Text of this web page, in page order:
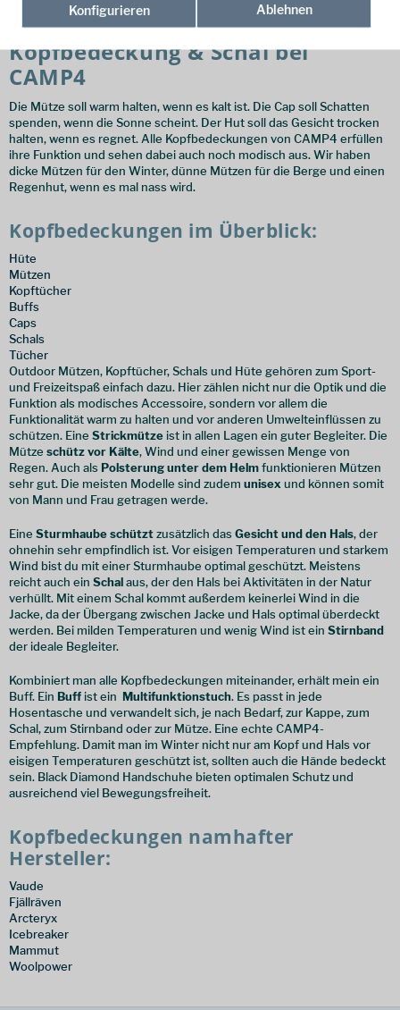
Kopfbedeckung & Schal bei
CAMP4
Die Mütze soll warm halten, wenn es kalt ist. Die Cap soll Schatten
spenden, wenn die Sonne scheint. Der Hut soll das Gesicht trocken
halten, wenn es regnet. Alle Kopfbedeckungen von CAMP4 erfüllen
ihre Funktion und sehen dabei auch noch modisch aus. Wir haben
dicke Mützen für den Winter, dünne Mützen für die Berge und einen
Regenhut, wenn es mal nass wird.
Kopfbedeckungen im Überblick:
Hüte
Mützen
Kopftücher
Buffs
Caps
Schals
Tücher
Outdoor Mützen, Kopftücher, Schals und Hüte gehören zum Sport-
und Freizeitspaß einfach dazu. Hier zählen nicht nur die Optik und die
Funktion als modisches Accessoire, sondern vor allem die
Funktionalität warm zu halten und vor anderen Umwelteinflüssen zu
schützen. Eine Strickmütze ist in allen Lagen ein guter Begleiter. Die
Mütze schütz vor Kälte, Wind und einer gewissen Menge von
Regen. Auch als Polsterung unter dem Helmfunktionieren Mützen
sehr gut. Die meisten Modelle sind zudem unisex und können somit
von Mann und Frau getragen werde.
Eine Sturmhaubeschütztzusätzlich das Gesicht und den Hals, der
ohnehin sehr empfindlich ist. Vor eisigen Temperaturen und starkem
Wind bist du mit einer Sturmhaube optimal geschützt. Meistens
reicht auch ein Schalaus, der den Hals bei Aktivitäten in der Natur
verhüllt. Mit einem Schal kommt außerdem keinerlei Wind in die
Jacke, da der Übergang zwischen Jacke und Hals optimal überdeckt
werden. Bei milden Temperaturen und wenig Wind ist ein Stirnband
der ideale Begleiter.
Kombiniert man alle Kopfbedeckungen miteinander, erhält mein ein
Buff. Ein Buff ist ein Multifunktionstuch. Es passt in jede
Hosentasche und verwandelt sich, je nach Bedarf, zur Kappe, zum
Schal, zum Stirnband oder zur Mütze. Eine echte CAMP4-
Empfehlung. Damit man im Winter nicht nur am Kopf und Hals vor
eisigen Temperaturen geschützt ist, sollten auch die Hände bedeckt
sein. Black Diamond Handschuhe bieten optimalen Schutz und
ausreichend viel Bewegungsfreiheit.
Kopfbedeckungen namhafter
Hersteller:
Vaude
Fjällräven
Arcteryx
Icebreaker
Mammut
Woolpower
Konfigurieren Ablehnen